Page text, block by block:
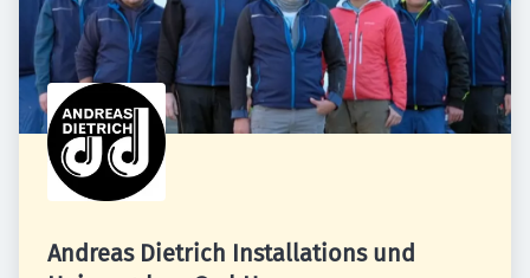
Andreas Dietrich Installations und